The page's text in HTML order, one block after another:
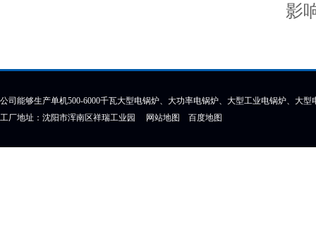
影
公司能够生产单机500-6000千瓦大型电锅炉、大功率电锅炉、大型工业电锅炉、大
工厂地址：沈阳市浑南区祥瑞工业园 网站地图 百度地图